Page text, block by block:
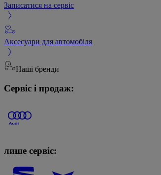
Записатися на сервіс
Аксесуари для автомобіля
Наші бренди
Сервіс і продаж:
лише сервіс: